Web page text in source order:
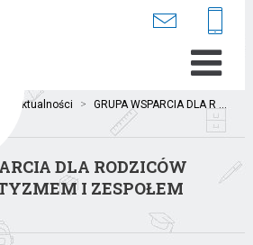
Aktualności > GRUPA WSPARCIA DLA R ...
DLA RODZICÓW
I ZESPOŁEM